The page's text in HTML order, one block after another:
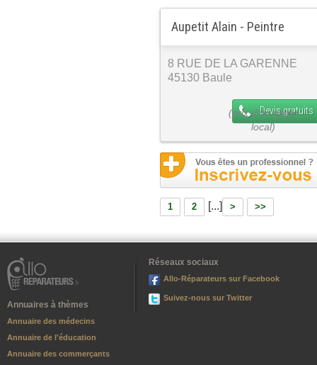
Aupetit Alain - Peintre
8 RUE DE LA GARENNE
45130 Baule
Devis gratuits
1 2 [...] > >>
Annuaires à thèmes
Annuaire des médecins
Annuaire de l'éducation
Annuaire des commerçants
Réseaux sociaux
Allo-Réparateurs sur Facebook
Suivez-nous sur Twitter